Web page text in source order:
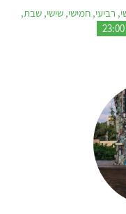
רביעי, חמישי, שישי, שבת,